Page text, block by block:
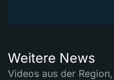
Weitere News
Videos aus der